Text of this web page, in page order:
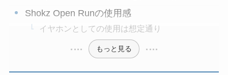
Shokz Open Runの使用感
イヤホンとしての使用は想定通り
もっと見る